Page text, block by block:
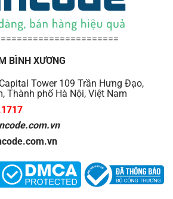
BÌNH XƯƠNG
Tower 109 Trần Hưng Đạo,
Thành phố Hà Nội, Việt Nam